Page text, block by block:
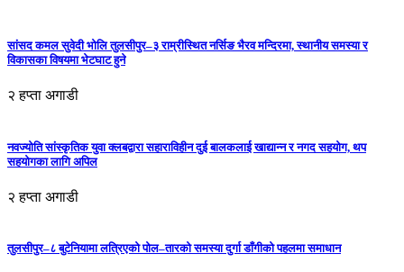
सांसद कमल सुवेदी भोलि तुलसीपुर–३ राम्रीस्थित नर्सिङ भैरव मन्दिरमा, स्थानीय समस्या र
विकासका विषयमा भेटघाट हुने
२ हप्ता अगाडी
नवज्योति सांस्कृतिक युवा क्लबद्वारा सहाराविहीन दुई बालकलाई खाद्यान्न र नगद सहयोग, थप
सहयोगका लागि अपिल
२ हप्ता अगाडी
तुलसीपुर–८ बुटेनियामा लत्रिएको पोल–तारको समस्या दुर्गा डाँगीको पहलमा समाधान